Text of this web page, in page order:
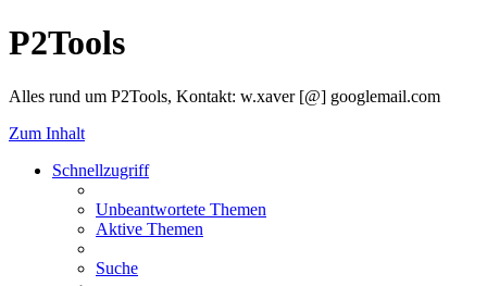
P2Tools
Alles rund um P2Tools, Kontakt: w.xaver [@] googlemail.com
Zum Inhalt
Schnellzugriff
Unbeantwortete Themen
Aktive Themen
Suche